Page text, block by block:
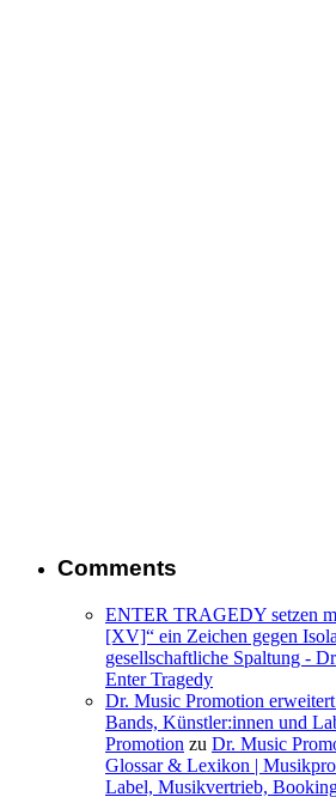
Comments
ENTER TRAGEDY setzen
[XV]“ ein Zeichen gegen
gesellschaftliche Spaltung -
Enter Tragedy
Dr. Music Promotion
Bands, Künstler:innen und
Promotion zu Dr. Music
Glossar & Lexikon |
Label, Musikvertrieb,